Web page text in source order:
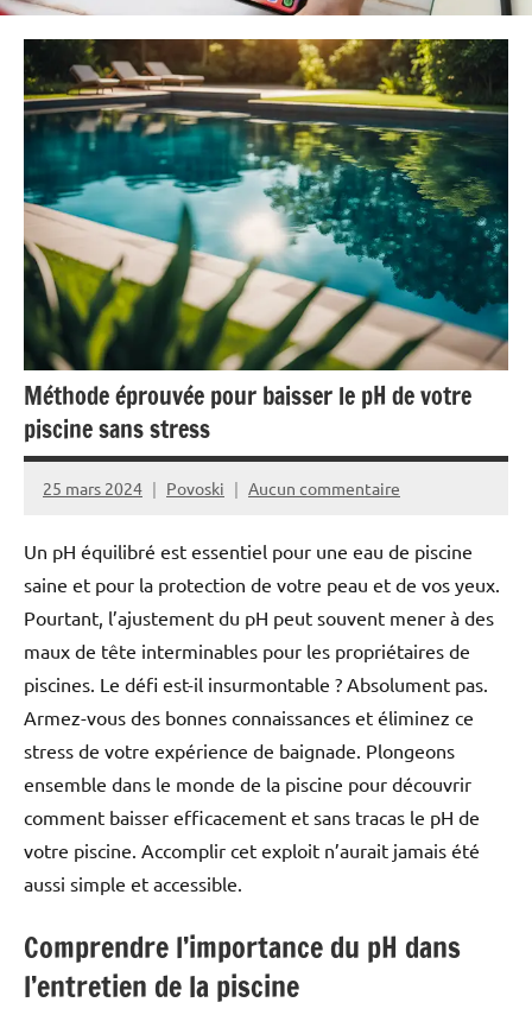
Méthode éprouvée pour baisser le pH de votre
piscine sans stress
25 mars 2024 Povoski Aucun commentaire
Un pH équilibré est essentiel pour une eau de piscine
saine et pour la protection de votre peau et de vos yeux.
Pourtant, l’ajustement du pH peut souvent mener à des
maux de tête interminables pour les propriétaires de
piscines. Le défi est-il insurmontable ? Absolument pas.
Armez-vous des bonnes connaissances et éliminez ce
stress de votre expérience de baignade. Plongeons
ensemble dans le monde de la piscine pour découvrir
comment baisser efficacement et sans tracas le pH de
votre piscine. Accomplir cet exploit n’aurait jamais été
aussi simple et accessible.
Comprendre l’importance du pH dans
l’entretien de la piscine